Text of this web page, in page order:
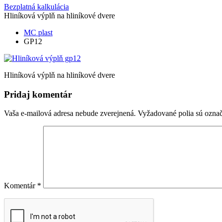
Bezplatná kalkulácia
Hliníková výplň na hliníkové dvere
MC plast
GP12
Hliníková výplň na hliníkové dvere
Pridaj komentár
Vaša e-mailová adresa nebude zverejnená. Vyžadované polia sú
Komentár *